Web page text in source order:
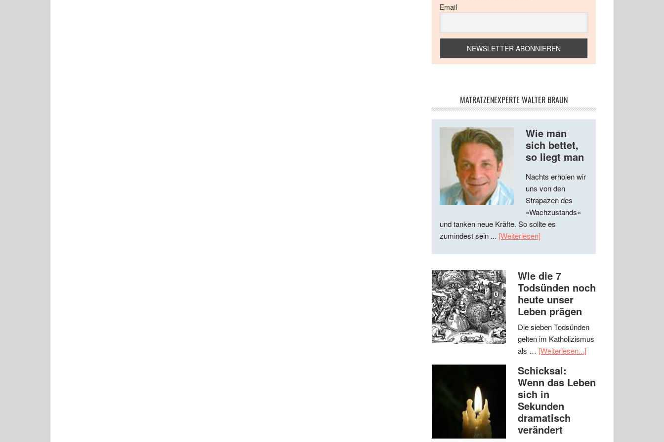
Email
MATRATZENEXPERTE WALTER BRAUN
Wie man
sich bettet,
so liegt man
Nachts erholen wir
uns von den
Strapazen des
»Wachzustands«
und tanken neue Kräfte. So sollte es
zumindest sein ... [Weiterlesen]
Wie die 7
Todsünden noch
heute unser
Leben prägen
Die sieben Todsünden
gelten im Katholizismus
als … [Weiterlesen...]
Schicksal:
Wenn das Leben
sich in
Sekunden
dramatisch
verändert